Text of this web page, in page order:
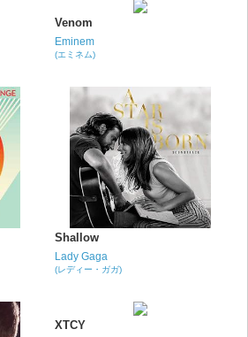
Venom
Eminem
(エミネム)
Shallow
Lady Gaga
(レディー・ガガ)
XTCY